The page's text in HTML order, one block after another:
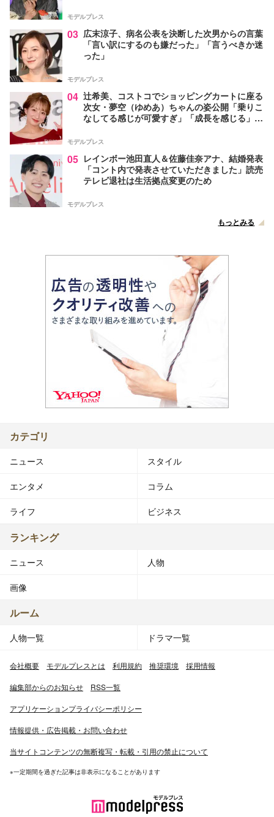
モデルプレス
03 広末涼子、病名公表を決断した次男からの言葉
「言い訳にするのも嫌だった」「言うべきか迷
った」
モデルプレス
04 辻希美、コストコでショッピングカートに座る
次女・夢空（ゆめあ）ちゃんの姿公開「乗りこ
なしてる感じが可愛すぎ」「成長を感じる」の
モデルプレス
05 レインボー池田直人＆佐藤佳奈アナ、結婚発表
「コント内で発表させていただきました」読売
テレビ退社は生活拠点変更のため
モデルプレス
もっとみる
カテゴリ
ニュース スタイル
エンタメ コラム
ライフ ビジネス
ランキング
ニュース 人物
画像
ルーム
人物一覧 ドラマ一覧
会社概要 モデルプレスとは 利用規約 推奨環境 採用情報
編集部からのお知らせ RSS一覧
アプリケーションプライバシーポリシー
情報提供・広告掲載・お問い合わせ
当サイトコンテンツの無断複写・転載・引用の禁止について
※一定期間を過ぎた記事は非表示になることがあります